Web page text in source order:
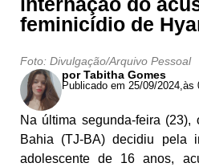
feminicídio de
Foto: Divulgação/Arquivo Pessoal
por Tabitha Gomes
Publicado em 25/09/2024,às
Na última segunda-feira
Bahia (TJ-BA) decidiu pela
adolescente de 16 anos,